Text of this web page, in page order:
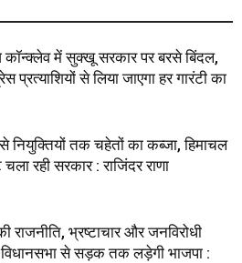
कॉन्क्लेव में सुक्खू सरकार पर बरसे बिंदल,
प्रत्याशियों से लिया जाएगा हर गारंटी का
नियुक्तियों तक चहेतों का कब्जा, हिमाचल
रही सरकार : राजिंदर राणा
राजनीति, भ्रष्टाचार और जनविरोधी
विधानसभा से सड़क तक लड़ेगी भाजपा :